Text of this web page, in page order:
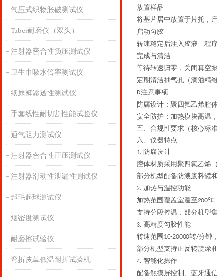
气压式织物胀破测试仪
Taber耐磨仪（双头）
注射器密合性负压测试仪
卫生巾吸水倍率测试仪
纸尿裤渗透性测试仪
手套线性耐切割性能试验仪
通气阻力测试仪
注射器密合性正压测试仪
注射器滑动性泄漏性测试仪
起毛起球测试仪
烟密度测试仪
耐磨擦试验仪
弯折皮革低温耐折试验机
放置样品
将基片居中放置于片托，
启动匀胶
转速稳定后注入胶液，程
完成与清洁
等待转速归零，关闭真空
定期清洁抽气孔（滴酒精
D注意事项
防腐设计 ：聚四氟乙烯腔
安全防护 ：加热模块高温
五、 合规性要求（核心标
六、仪器特点
1. 防腐设计
腔体材质采用聚四氟乙烯
部分机型配备 防溅废料罐
‌2. 加热与温控功能
加热范围覆盖室温至200℃‌
支持分段控温 ，部分机型
‌3. 高精度匀胶性能
转速范围 ‌10-20000转/分钟
部分机型支持正反转旋涂
‌4. 智能化操作
配备触摸屏控制 、蓝牙通